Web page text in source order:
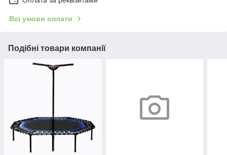
Всі умови оплати
Подібні товари компанії